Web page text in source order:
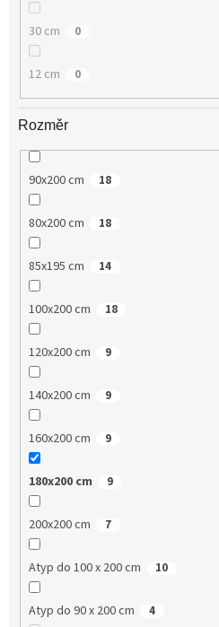
30 cm 0
12 cm 0
Rozměr
90x200 cm 18
80x200 cm 18
85x195 cm 14
100x200 cm 18
120x200 cm 9
140x200 cm 9
160x200 cm 9
180x200 cm 9
200x200 cm 7
Atyp do 100 x 200 cm 10
Atyp do 90 x 200 cm 4